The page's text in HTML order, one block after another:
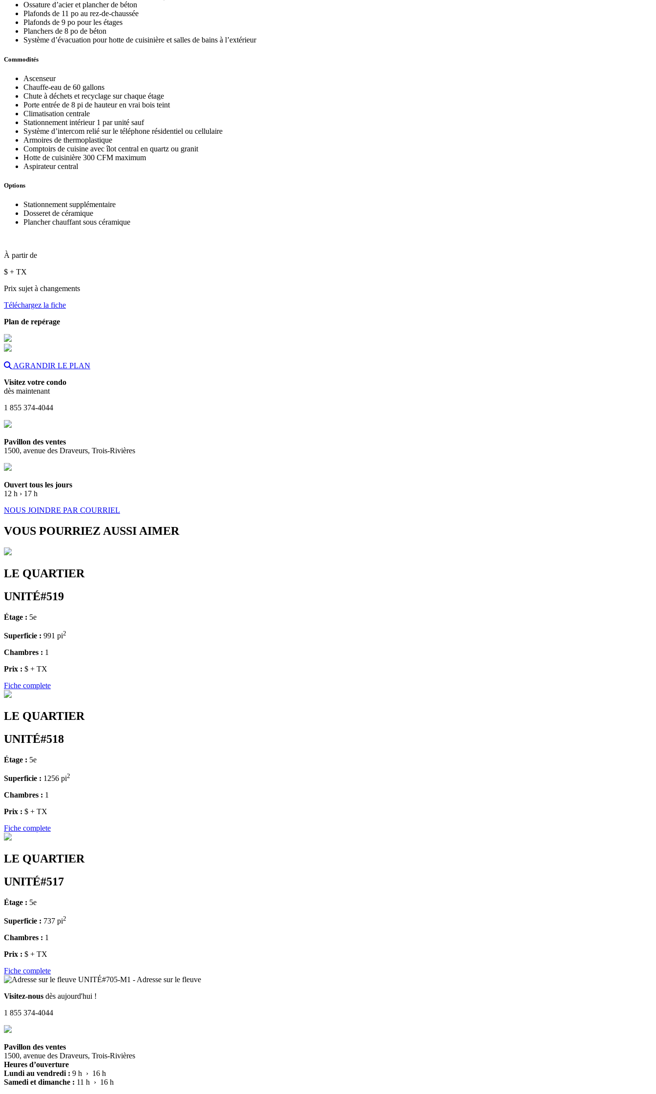
Ossature d’acier et plancher de béton
Plafonds de 11 po au rez-de-chaussée
Plafonds de 9 po pour les étages
Planchers de 8 po de béton
Système d’évacuation pour hotte de cuisinière et salles de bains à l’extérieur
Commodités
Ascenseur
Chauffe-eau de 60 gallons
Chute à déchets et recyclage sur chaque étage
Porte entrée de 8 pi de hauteur en vrai bois teint
Climatisation centrale
Stationnement intérieur 1 par unité sauf
Système d’intercom relié sur le téléphone résidentiel ou cellulaire
Armoires de thermoplastique
Comptoirs de cuisine avec îlot central en quartz ou granit
Hotte de cuisinière 300 CFM maximum
Aspirateur central
Options
Stationnement supplémentaire
Dosseret de céramique
Plancher chauffant sous céramique
À partir de
$ + TX
Prix sujet à changements
Téléchargez la fiche
Plan de repérage
AGRANDIR LE PLAN
Visitez votre condo
dès maintenant
1 855 374-4044
Pavillon des ventes
1500, avenue des Draveurs, Trois-Rivières
Ouvert tous les jours
12 h › 17 h
NOUS JOINDRE PAR COURRIEL
VOUS POURRIEZ AUSSI AIMER
LE QUARTIER
UNITÉ#519
Étage : 5e
Superficie : 991 pi2
Chambres : 1
Prix : $ + TX
Fiche complete
LE QUARTIER
UNITÉ#518
Étage : 5e
Superficie : 1256 pi2
Chambres : 1
Prix : $ + TX
Fiche complete
LE QUARTIER
UNITÉ#517
Étage : 5e
Superficie : 737 pi2
Chambres : 1
Prix : $ + TX
Fiche complete
Visitez-nous dès aujourd'hui !
1 855 374-4044
Pavillon des ventes
1500, avenue des Draveurs, Trois-Rivières
Heures d’ouverture
Lundi au vendredi : 9 h › 16 h
Samedi et dimanche : 11 h › 16 h